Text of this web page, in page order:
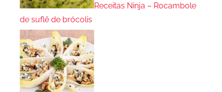
Receitas Ninja – Rocambole
de suflê de brócolis